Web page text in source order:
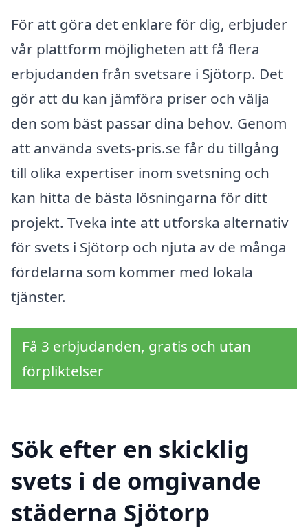
För att göra det enklare för dig, erbjuder
vår plattform möjligheten att få flera
erbjudanden från svetsare i Sjötorp. Det
gör att du kan jämföra priser och välja
den som bäst passar dina behov. Genom
att använda svets-pris.se får du tillgång
till olika expertiser inom svetsning och
kan hitta de bästa lösningarna för ditt
projekt. Tveka inte att utforska alternativ
för svets i Sjötorp och njuta av de många
fördelarna som kommer med lokala
tjänster.
Få 3 erbjudanden, gratis och utan
förpliktelser
Sök efter en skicklig
svets i de omgivande
städerna Sjötorp